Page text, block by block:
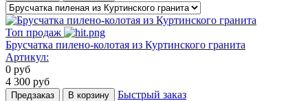
Топ продаж
Брусчатка пилено-колотая из Куртинского гранита
Артикул:
0 руб
4 300 руб
Предзаказ В корзину Быстрый заказ